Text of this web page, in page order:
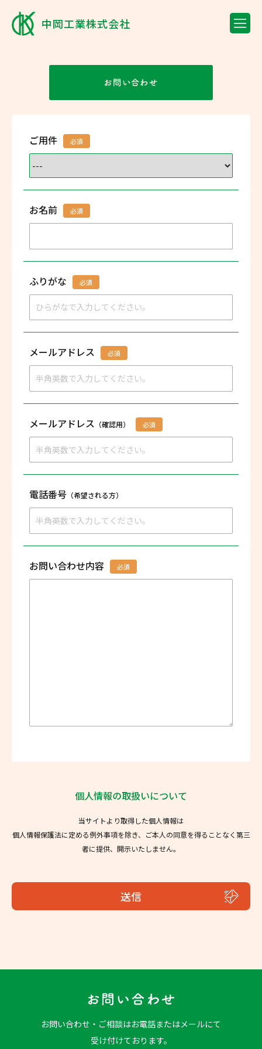
中岡工業株式会社
ご用件 必須
お名前 必須
ふりがな 必須
メールアドレス 必須
メールアドレス （確認用） 必須
電話番号 （希望される方）
お問い合わせ内容 必須
個人情報の取扱いについて
当サイトより取得した個人情報は
個人情報保護法に定める例外事項を除き、ご本人の同意を得ることなく第三
者に提供、開示いたしません。
お問い合わせ
お問い合わせ・ご相談はお電話またはメールにて
受け付けております。